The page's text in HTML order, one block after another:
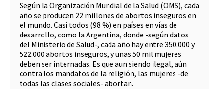
Según la Organización Mundial de la Salud (OMS), cada
año se producen 22 millones de abortos inseguros en
el mundo. Casi todos (98 %) en países en vías de
desarrollo, como la Argentina, donde -según datos
del Ministerio de Salud-, cada año hay entre 350.000 y
522.000 abortos inseguros, y unas 50 mil mujeres
deben ser internadas. Es que aun siendo ilegal, aún
contra los mandatos de la religión, las mujeres -de
todas las clases sociales- abortan.